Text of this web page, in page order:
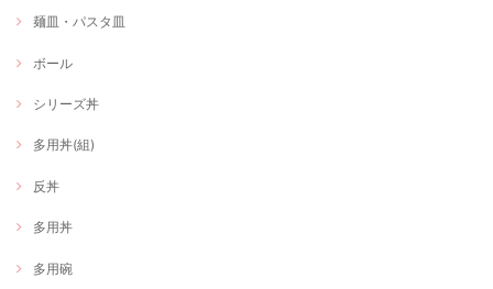
麺皿・パスタ皿
ボール
シリーズ丼
多用丼(組)
反丼
多用丼
多用碗